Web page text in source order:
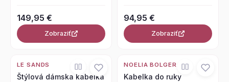
149,95 €
Zobraziť
94,95 €
Zobraziť
LE SANDS
Štýlová dámska kabelka
NOELIA BOLGER
Kabelka do ruky